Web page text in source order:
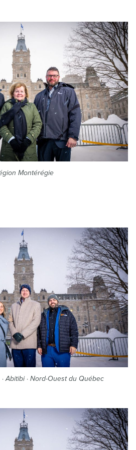
Montérégie
Abitibi · Nord-Ouest du Québec